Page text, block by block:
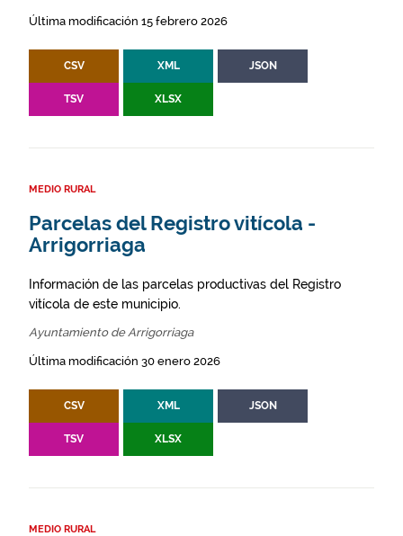
Última modificación 15 febrero 2026
CSV XML JSON
TSV XLSX
MEDIO RURAL
Parcelas del Registro vitícola -
Arrigorriaga
Información de las parcelas productivas del Registro
vitícola de este municipio.
Ayuntamiento de Arrigorriaga
Última modificación 30 enero 2026
CSV XML JSON
TSV XLSX
MEDIO RURAL